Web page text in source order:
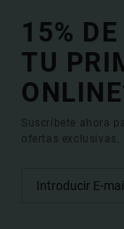
15%
TU
Suscríbete ahora
ofertas exclusivas.